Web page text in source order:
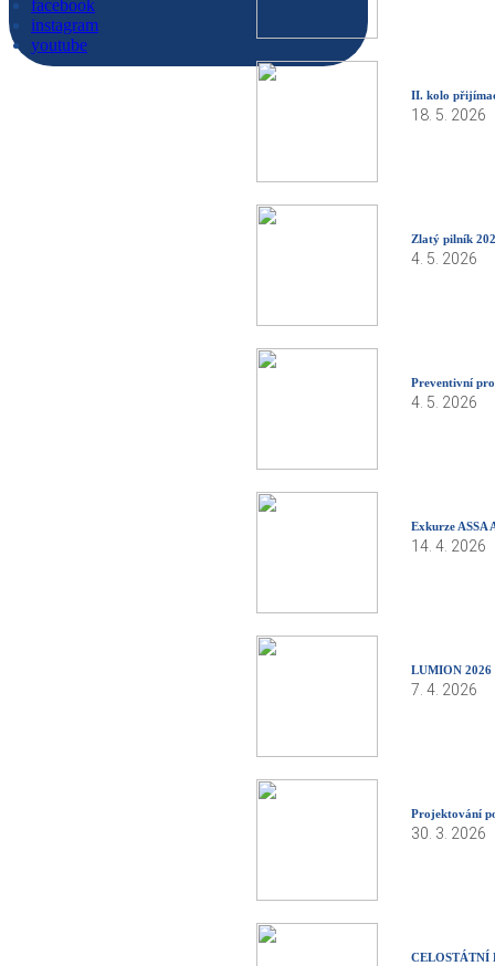
facebook
instagram
youtube
II. kolo
18. 5. 2026
Zlatý pilník
4. 5. 2026
Preventivní
4. 5. 2026
Exkurze ASSA
14. 4. 2026
LUMION 2026
7. 4. 2026
Projektování
30. 3. 2026
CELOSTÁTNÍ